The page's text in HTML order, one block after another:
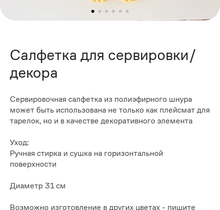
Салфетка для сервировки/
декора
Сервировочная салфетка из полиэфирного шнура
может быть использована не только как плейсмат для
тарелок, но и в качестве декоративного элемента
Уход:
Ручная стирка и сушка на горизонтальной
поверхности
Диаметр 31 см
Возможно изготовление в других цветах - пишите